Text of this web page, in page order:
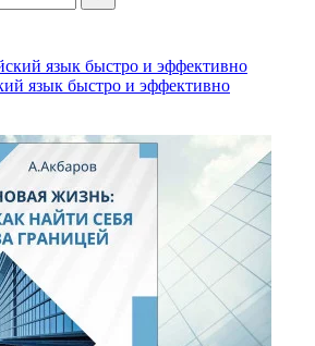
язык быстро и эффективно